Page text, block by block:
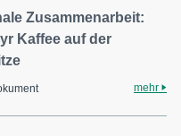
Zusammenarbeit:
Kaffee auf der
mehr